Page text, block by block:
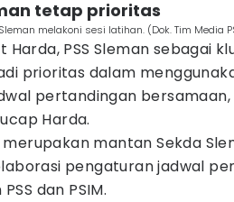
tetap prioritas
melakoni sesi latihan. (Dok. Tim Media
Harda, PSS Sleman sebagai
prioritas dalam
pertandingan bersamaan,
Harda.
mantan Sekda
pengaturan jadwal
dan PSIM.